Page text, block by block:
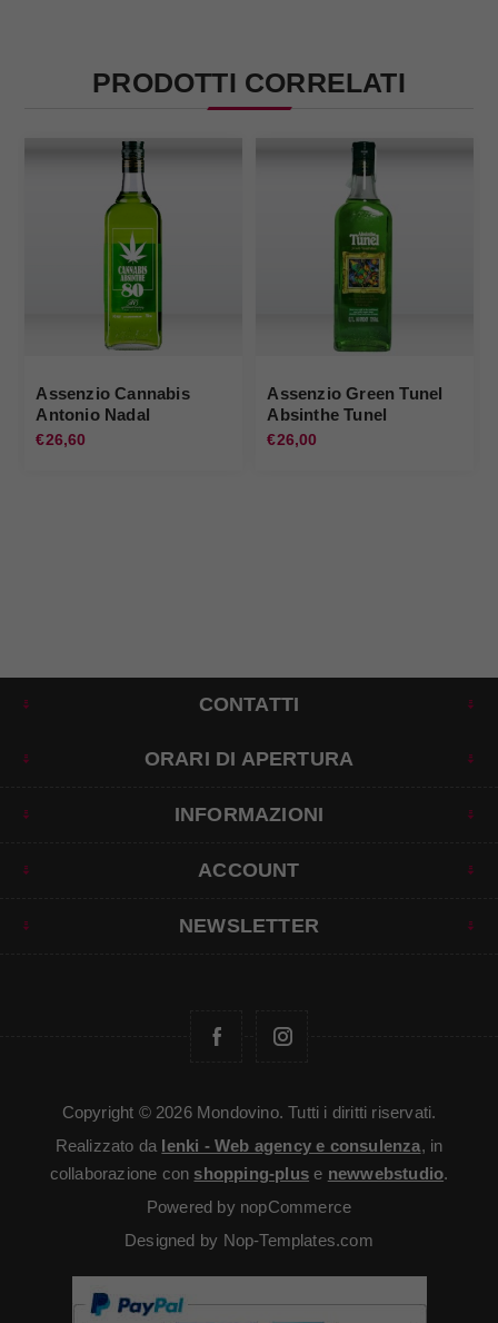
PRODOTTI CORRELATI
Assenzio Cannabis
Antonio Nadal
€26,60
Assenzio Green Tunel
Absinthe Tunel
€26,00
CONTATTI
ORARI DI APERTURA
INFORMAZIONI
ACCOUNT
NEWSLETTER
Copyright © 2026 Mondovino. Tutti i diritti riservati.
Realizzato da Ienki - Web agency e consulenza, in
collaborazione con shopping-plus e newwebstudio.
Powered by nopCommerce
Designed by Nop-Templates.com